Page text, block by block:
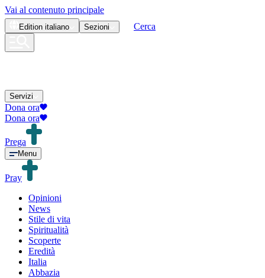
Vai al contenuto principale
Edition italiano Sezioni Cerca
Servizi
Dona ora
Dona ora
Prega
Menu
Pray
Opinioni
News
Stile di vita
Spiritualità
Scoperte
Eredità
Italia
Abbazia